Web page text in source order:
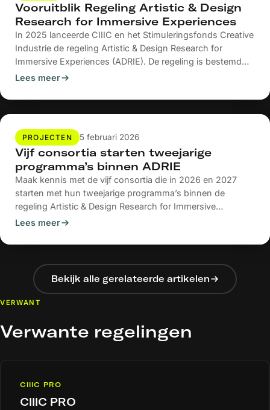
Vooruitblik Regeling Artistic & Design
Research for Immersive Experiences
In 2025 lanceerde CIIIC en het Stimuleringsfonds Creative
Industrie de regeling Artistic & Design Research for
Immersive Experiences (ADRIE). De regeling is bestemd
voor consortia van makers,...
Lees meer
PROJECTEN 5 februari 2026
Vijf consortia starten tweejarige
programma’s binnen ADRIE
Maak kennis met de vijf consortia die in 2026 en 2027
starten met hun tweejarige programma’s binnen de
regeling Artistic & Design Research for Immersive
Experiences (ADRIE).
Lees meer
Bekijk alle gerelateerde artikelen
VERWANT
Verwante regelingen
CIIIC PRO
CIIIC PRO